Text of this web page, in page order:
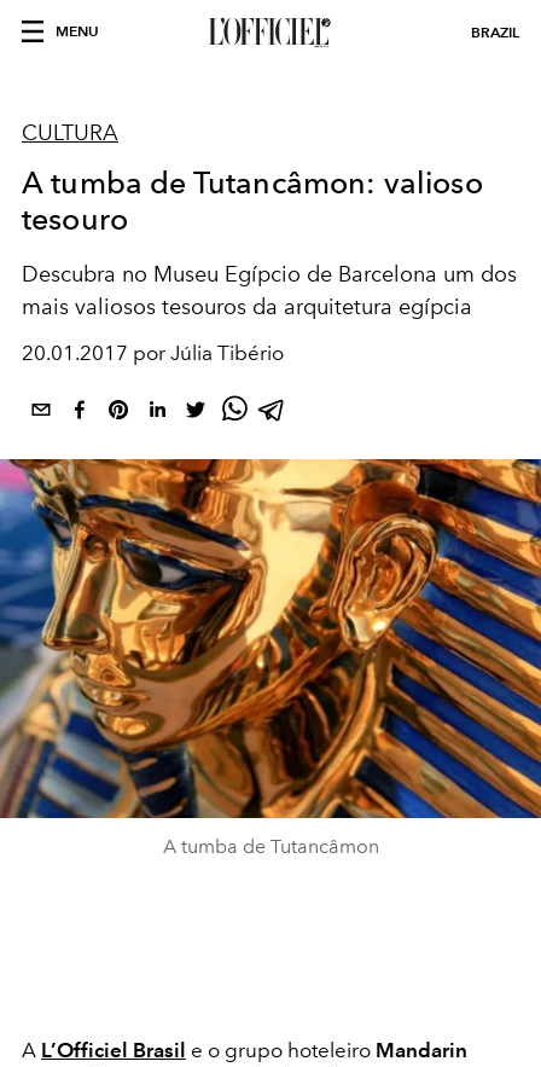
MENU BRAZIL
CULTURA
A tumba de Tutancâmon: valioso
tesouro
Descubra no Museu Egípcio de Barcelona um dos
mais valiosos tesouros da arquitetura egípcia
20.01.2017 por Júlia Tibério
A tumba de Tutancâmon
A L’Officiel Brasil e o grupo hoteleiro Mandarin